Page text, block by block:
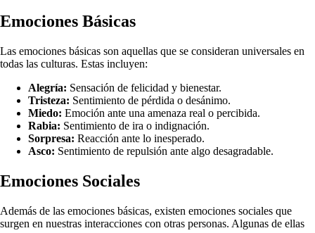
Emociones Básicas
Las emociones básicas son aquellas que se consideran universales en
todas las culturas. Estas incluyen:
Alegría: Sensación de felicidad y bienestar.
Tristeza: Sentimiento de pérdida o desánimo.
Miedo: Emoción ante una amenaza real o percibida.
Rabia: Sentimiento de ira o indignación.
Sorpresa: Reacción ante lo inesperado.
Asco: Sentimiento de repulsión ante algo desagradable.
Emociones Sociales
Además de las emociones básicas, existen emociones sociales que
surgen en nuestras interacciones con otras personas. Algunas de ellas